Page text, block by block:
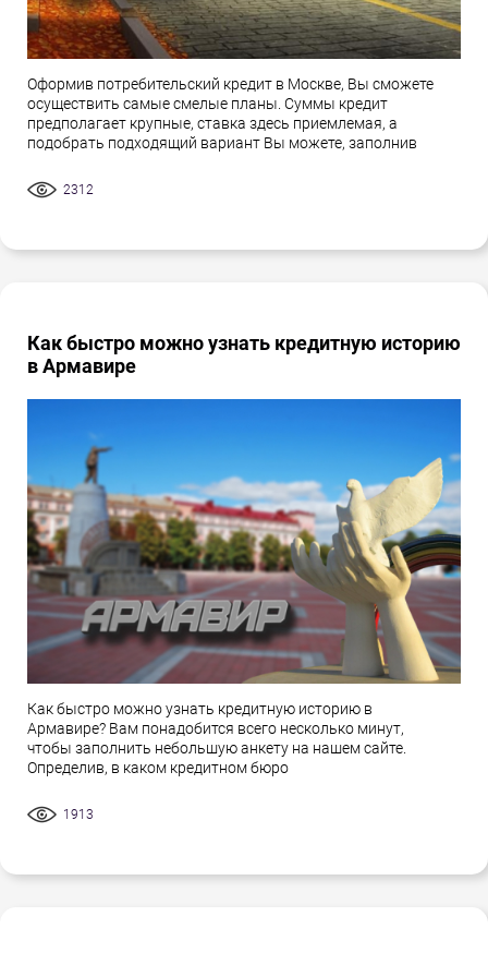
Оформив потребительский кредит в Москве, Вы сможете
осуществить самые смелые планы. Суммы кредит
предполагает крупные, ставка здесь приемлемая, а
подобрать подходящий вариант Вы можете, заполнив
2312
Как быстро можно узнать кредитную историю
в Армавире
Как быстро можно узнать кредитную историю в
Армавире? Вам понадобится всего несколько минут,
чтобы заполнить небольшую анкету на нашем сайте.
Определив, в каком кредитном бюро
1913